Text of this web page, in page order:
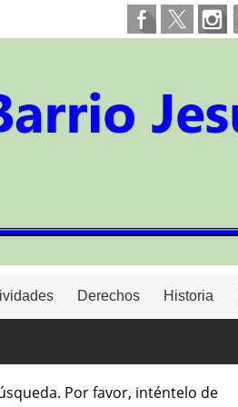
Derechos Historia
Por favor, inténtelo de